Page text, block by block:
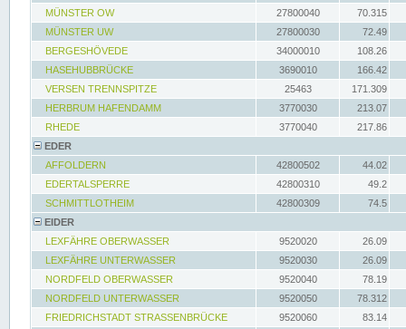
MÜNSTER OW
27800040
70.315
MÜNSTER UW
27800030
72.49
BERGESHÖVEDE
34000010
108.26
HASEHUBBRÜCKE
3690010
166.42
VERSEN TRENNSPITZE
25463
171.309
HERBRUM HAFENDAMM
3770030
213.07
RHEDE
3770040
217.86
EDER
AFFOLDERN
42800502
44.02
EDERTALSPERRE
42800310
49.2
SCHMITTLOTHEIM
42800309
74.5
EIDER
LEXFÄHRE OBERWASSER
9520020
26.09
LEXFÄHRE UNTERWASSER
9520030
26.09
NORDFELD OBERWASSER
9520040
78.19
NORDFELD UNTERWASSER
9520050
78.312
FRIEDRICHSTADT STRASSENBRÜCKE
9520060
83.14